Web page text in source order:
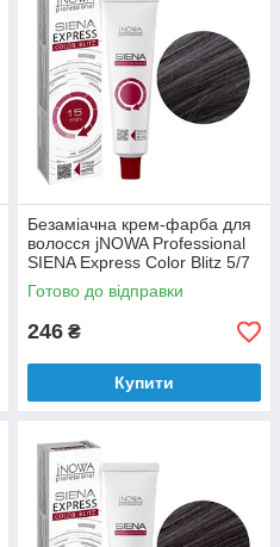
Безаміачна крем-фарба для
волосся jNOWA Professional
SIENA Express Color Blitz 5/7
60 мл
Готово до відправки
246 ₴
Купити